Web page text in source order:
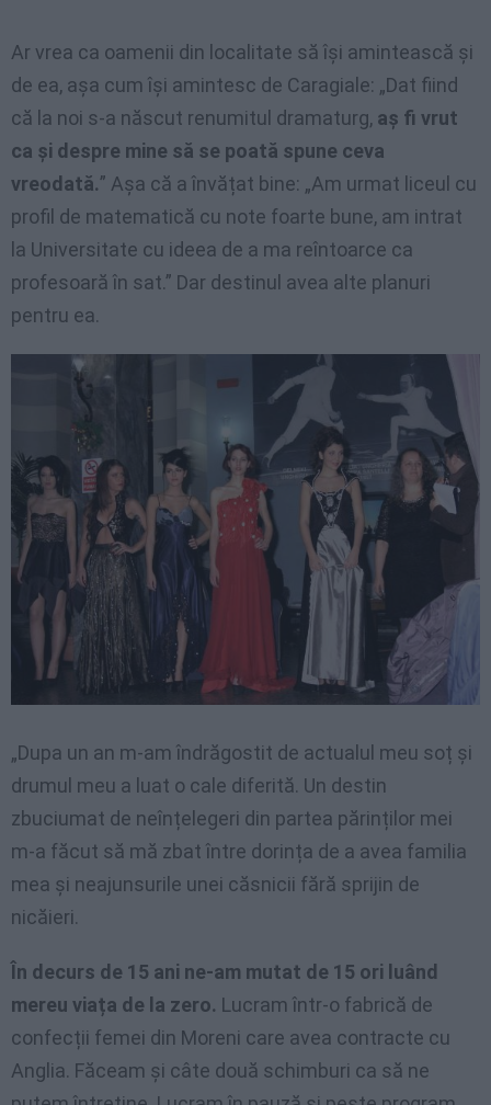
Ar vrea ca oamenii din localitate să își amintească și
de ea, așa cum își amintesc de Caragiale: „Dat fiind
că la noi s-a născut renumitul dramaturg, aș fi vrut
ca și despre mine să se poată spune ceva
vreodată.” Așa că a învățat bine: „Am urmat liceul cu
profil de matematică cu note foarte bune, am intrat
la Universitate cu ideea de a ma reîntoarce ca
profesoară în sat.” Dar destinul avea alte planuri
pentru ea.
„Dupa un an m-am îndrăgostit de actualul meu soț și
drumul meu a luat o cale diferită. Un destin
zbuciumat de neînțelegeri din partea părinților mei
m-a făcut să mă zbat între dorința de a avea familia
mea și neajunsurile unei căsnicii fără sprijin de
nicăieri.
În decurs de 15 ani ne-am mutat de 15 ori luând
mereu viața de la zero. Lucram într-o fabrică de
confecții femei din Moreni care avea contracte cu
Anglia. Făceam și câte două schimburi ca să ne